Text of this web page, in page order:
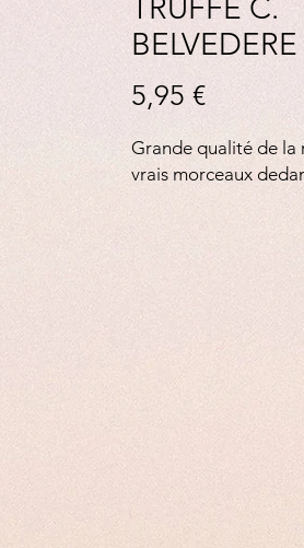
TRUFFE C.
5,95 €Prix
Grande qualité de la
vrais morceaux